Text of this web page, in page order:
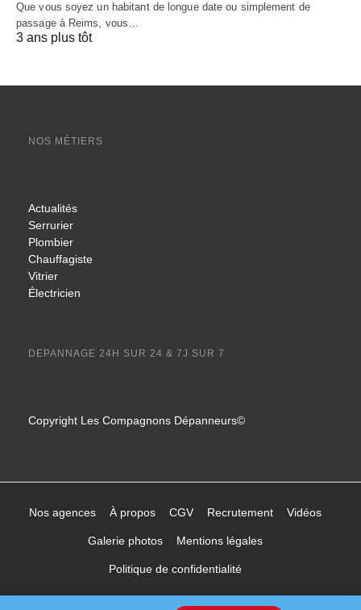
Que vous soyez un habitant de longue date ou simplement de
passage à Reims, vous…
3 ans plus tôt
NOS MÉTIERS
Actualités
Serrurier
Plombier
Chauffagiste
Vitrier
Électricien
DEPANNAGE 24H SUR 24 & 7J SUR 7
Copyright Les Compagnons Dépanneurs©
Nos agences À propos CGV Recrutement Vidéos
Galerie photos Mentions légales
Politique de confidentialité